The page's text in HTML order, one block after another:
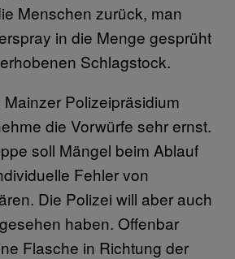
Menschen zurück, man
in die Menge gesprüht
Schlagstock.
Polizeipräsidium
die Vorwürfe sehr ernst.
soll Mängel beim Ablauf
Fehler von
Die Polizei will aber auch
haben. Offenbar
Flasche in Richtung der